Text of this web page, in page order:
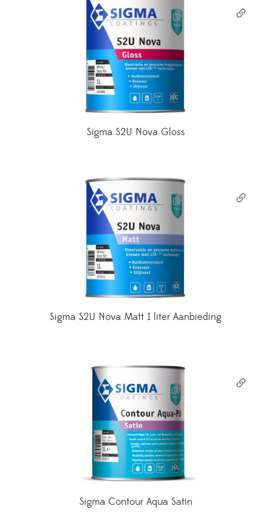
Sigma S2U Nova Gloss
Sigma S2U Nova Matt 1 liter Aanbieding
Sigma Contour Aqua Satin